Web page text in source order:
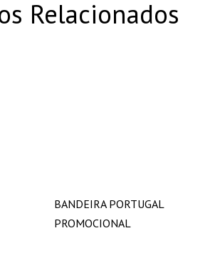
Relacionados
BANDEIRA PORTUGAL
PROMOCIONAL